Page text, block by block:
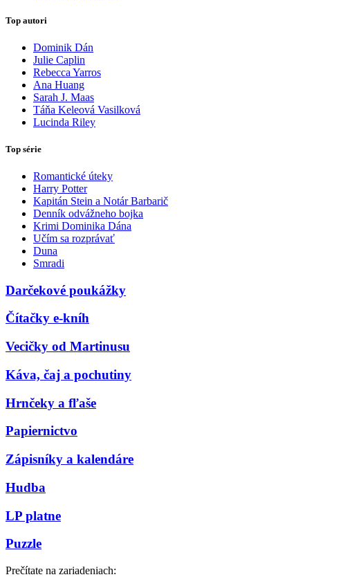
Top autori
Dominik Dán
Julie Caplin
Rebecca Yarros
Ana Huang
Sarah J. Maas
Táňa Keleová Vasilková
Lucinda Riley
Top série
Romantické úteky
Harry Potter
Kapitán Stein a Notár Barbarič
Denník odvážneho bojka
Krimi Dominika Dána
Učím sa rozprávať
Duna
Smradi
Darčekové poukážky
Čítačky e-kníh
Vecičky od Martinusu
Káva, čaj a pochutiny
Hrnčeky a fľaše
Papiernictvo
Zápisníky a kalendáre
Hudba
LP platne
Puzzle
Prečítate na zariadeniach: